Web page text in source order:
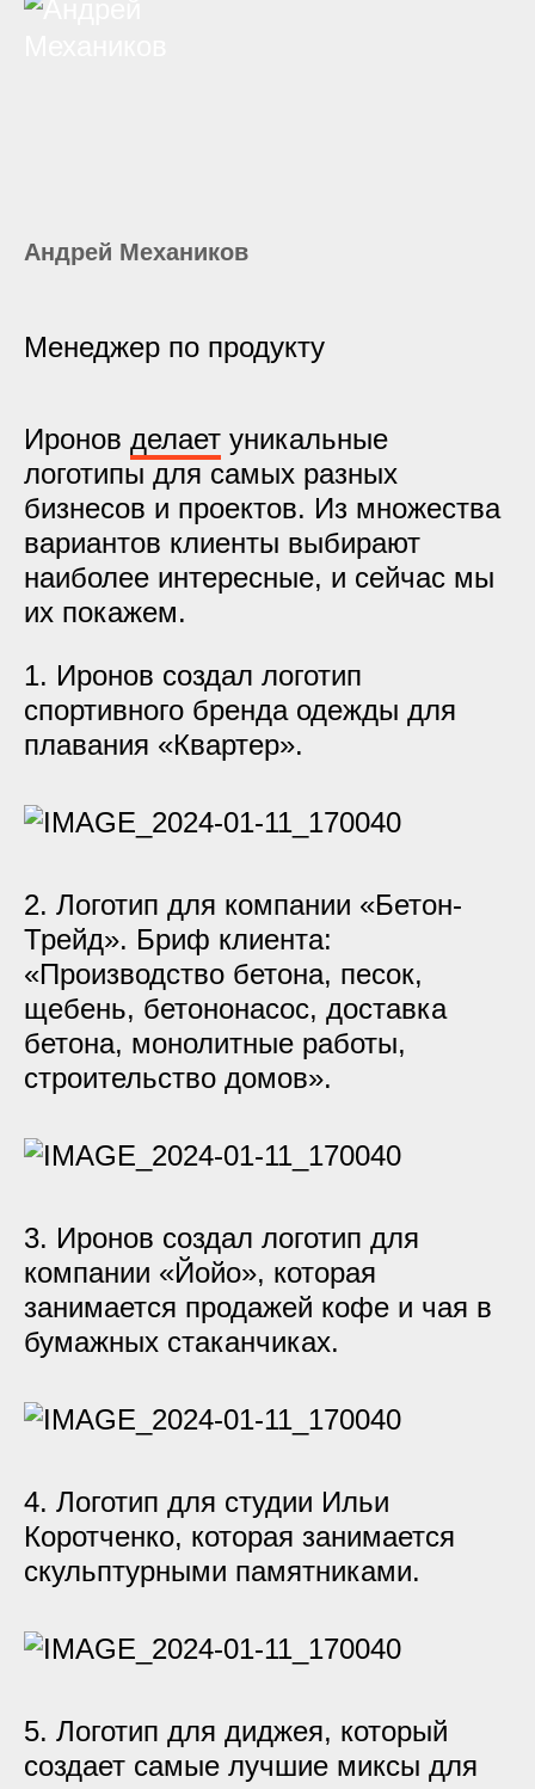
Андрей Механиков
Менеджер по продукту
Иронов делает уникальные
логотипы для самых разных
бизнесов и проектов. Из множества
вариантов клиенты выбирают
наиболее интересные, и сейчас мы
их покажем.
1. Иронов создал логотип
спортивного бренда одежды для
плавания «Квартер».
2. Логотип для компании «Бетон-
Трейд». Бриф клиента:
«Производство бетона, песок,
щебень, бетононасос, доставка
бетона, монолитные работы,
строительство домов».
3. Иронов создал логотип для
компании «Йойо», которая
занимается продажей кофе и чая в
бумажных стаканчиках.
4. Логотип для студии Ильи
Коротченко, которая занимается
скульптурными памятниками.
5. Логотип для диджея, который
создает самые лучшие миксы для